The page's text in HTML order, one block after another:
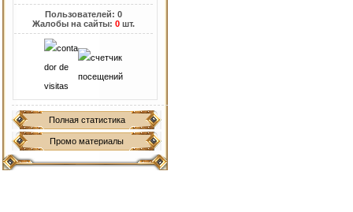
Пользователей: 0
Жалобы на сайты:0 шт.
Полная статистика
Промо материалы